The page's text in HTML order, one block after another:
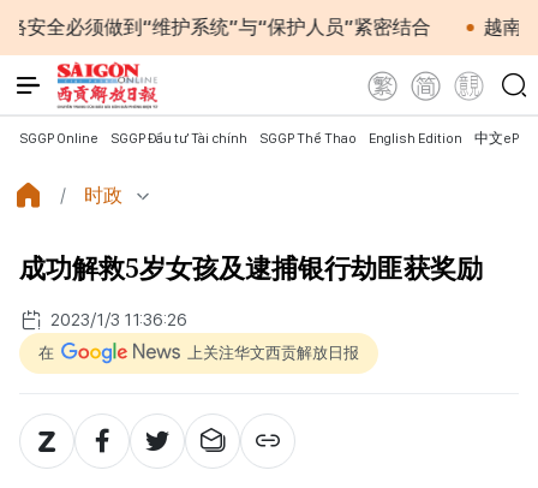
须做到“维护系统”与“保护人员”紧密结合 越南政府总理
SGGP Online SGGP Đầu tư Tài chính SGGP Thể Thao English Edition 中文
时政
成功解救5岁女孩及逮捕银行劫匪获奖励
2023/1/3 11:36:26
在 上关注华文西贡解放日报